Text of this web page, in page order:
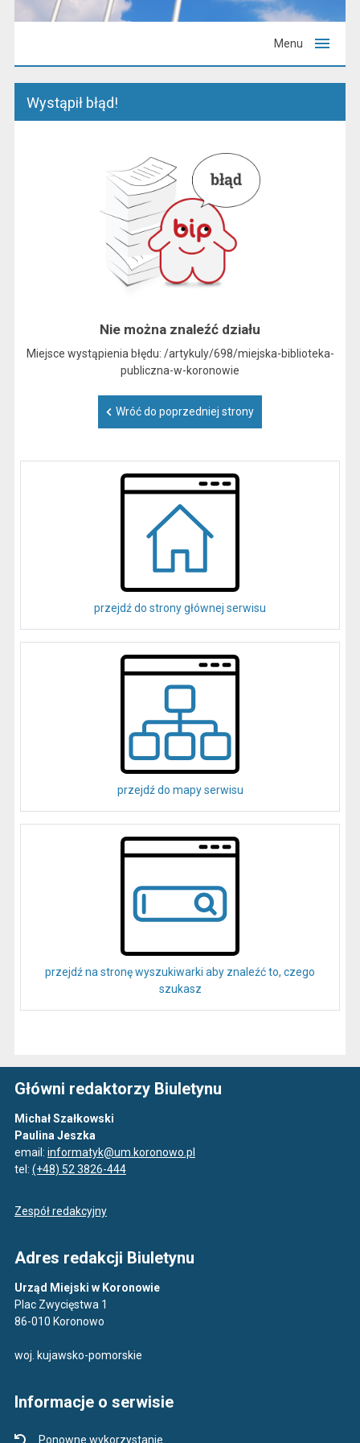
Menu
Wystąpił błąd!
Nie można znaleźć działu
Miejsce wystąpienia błędu: /artykuly/698/miejska-biblioteka-
publiczna-w-koronowie
Wróć do poprzedniej strony
przejdź do strony głównej serwisu
przejdź do mapy serwisu
przejdź na stronę wyszukiwarki aby znaleźć to, czego
szukasz
Główni redaktorzy Biuletynu
Michał Szałkowski
Paulina Jeszka
email: informatyk@um.koronowo.pl
tel: (+48) 52 3826-444
Zespół redakcyjny
Adres redakcji Biuletynu
Urząd Miejski w Koronowie
Plac Zwycięstwa 1
86-010 Koronowo
woj. kujawsko-pomorskie
Informacje o serwisie
Ponowne wykorzystanie